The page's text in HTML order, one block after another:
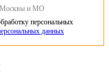
Москвы и МО
персональных
данных